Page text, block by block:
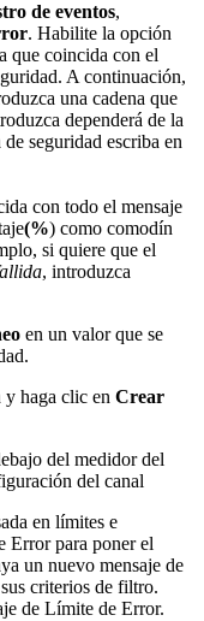
de eventos,
. Habilite la opción
que coincida con el
A continuación,
una cadena que
dependerá de la
seguridad escriba en
con todo el mensaje
(%) como comodín
si quiere que el
, introduzca
en un valor que se
y haga clic en Crear
del medidor del
del canal
en límites e
Error para poner el
un nuevo mensaje de
criterios de filtro.
de Límite de Error.